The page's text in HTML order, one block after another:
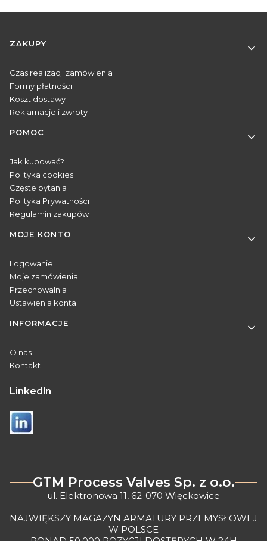
Linki w stopce
ZAKUPY
Czas realizacji zamówienia
Formy płatności
Koszt dostawy
Reklamacje i zwroty
POMOC
Jak kupować?
Polityka cookies
Częste pytania
Polityka Prywatności
Regulamin zakupów
MOJE KONTO
Logowanie
Moje zamówienia
Przechowalnia
Ustawienia konta
INFORMACJE
O nas
Kontakt
Linkedln
GTM Process Valves Sp. z o.o.
ul. Elektronowa 11, 62-070 Więckowice
NAJWIĘKSZY MAGAZYN ARMATURY PRZEMYSŁOWEJ
W POLSCE